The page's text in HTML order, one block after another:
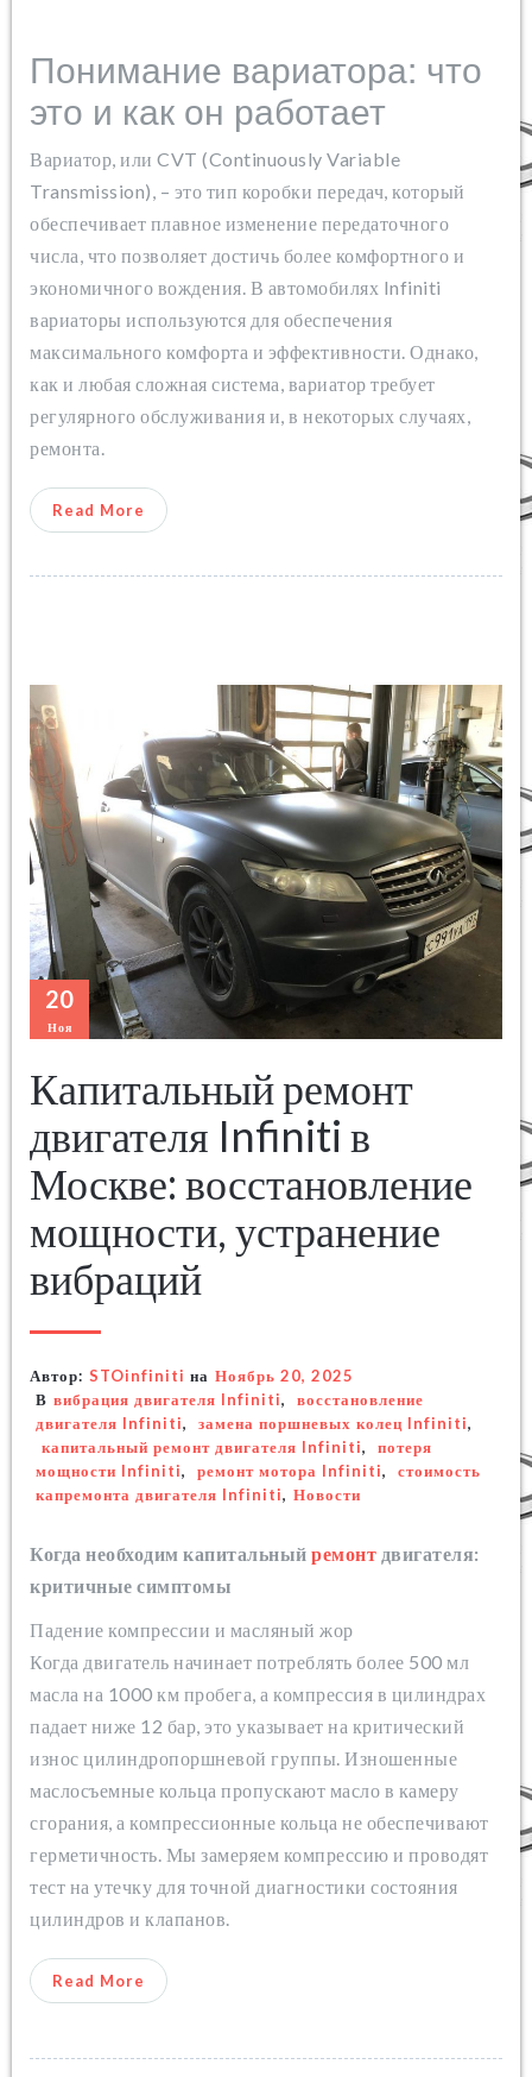
Понимание вариатора: что
это и как он работает
Вариатор, или CVT (Continuously Variable
Transmission), – это тип коробки передач, который
обеспечивает плавное изменение передаточного
числа, что позволяет достичь более комфортного и
экономичного вождения. В автомобилях Infiniti
вариаторы используются для обеспечения
максимального комфорта и эффективности. Однако,
как и любая сложная система, вариатор требует
регулярного обслуживания и, в некоторых случаях,
ремонта.
Read More
20
Ноя
Капитальный ремонт
двигателя Infiniti в
Москве: восстановление
мощности, устранение
вибраций
Автор: STOinfiniti на Ноябрь 20, 2025
В вибрация двигателя Infiniti,
восстановление
двигателя Infiniti, замена поршневых колец Infiniti,
капитальный ремонт двигателя Infiniti,
потеря
мощности Infiniti, ремонт мотора Infiniti,
стоимость
капремонта двигателя Infiniti, Новости
Когда необходим капитальный ремонт двигателя:
критичные симптомы
Падение компрессии и масляный жор
Когда двигатель начинает потреблять более 500 мл
масла на 1000 км пробега, а компрессия в цилиндрах
падает ниже 12 бар, это указывает на критический
износ цилиндропоршневой группы. Изношенные
маслосъемные кольца пропускают масло в камеру
сгорания, а компрессионные кольца не обеспечивают
герметичность. Мы замеряем компрессию и проводят
тест на утечку для точной диагностики состояния
цилиндров и клапанов.
Read More